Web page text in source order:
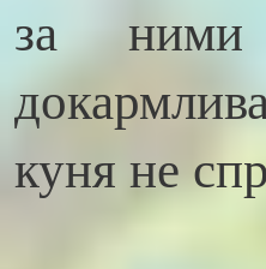
за ними
куня не